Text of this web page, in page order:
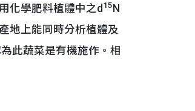
化學肥料植體中之d 15N
地上能同時分析植體及
此蔬菜是有機施作。相